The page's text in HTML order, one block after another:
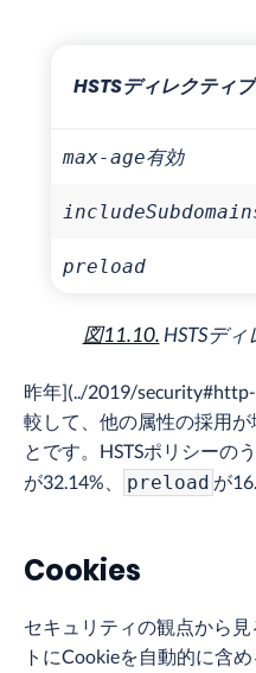
HSTSディレクティブ
max-age有効
preload
図11.10. HSTSデ
昨年](../2019/
較して、他の属性の採用
とです。HSTSポリシーのう
が32.14%、
preload が
Cookies
セキュリティの観点から
トにCookieを自動的に含